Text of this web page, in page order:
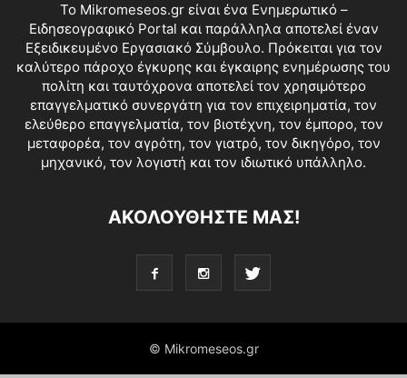
Το Mikromeseos.gr είναι ένα Ενημερωτικό –
Ειδησεογραφικό Portal και παράλληλα αποτελεί έναν
Εξειδικευμένο Εργασιακό Σύμβουλο. Πρόκειται για τον
καλύτερο πάροχο έγκυρης και έγκαιρης ενημέρωσης του
πολίτη και ταυτόχρονα αποτελεί τον χρησιμότερο
επαγγελματικό συνεργάτη για τον επιχειρηματία, τον
ελεύθερο επαγγελματία, τον βιοτέχνη, τον έμπορο, τον
μεταφορέα, τον αγρότη, τον γιατρό, τον δικηγόρο, τον
μηχανικό, τον λογιστή και τον ιδιωτικό υπάλληλο.
ΑΚΟΛΟΥΘΗΣΤΕ ΜΑΣ!
© Mikromeseos.gr